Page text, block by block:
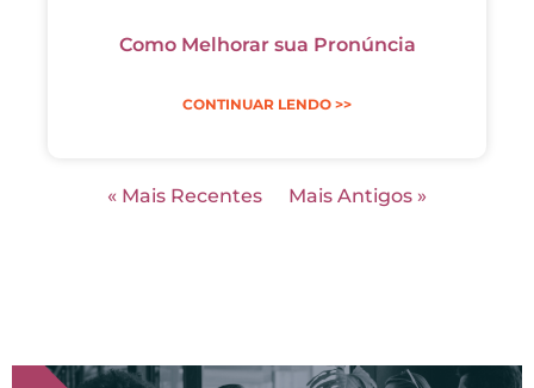
Como Melhorar sua Pronúncia
CONTINUAR LENDO >>
« Mais Recentes Mais Antigos »